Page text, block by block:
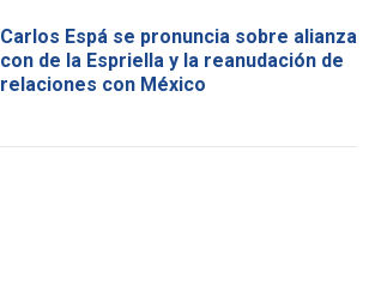
Carlos Espá se pronuncia sobre alianza
con de la Espriella y la reanudación de
relaciones con México